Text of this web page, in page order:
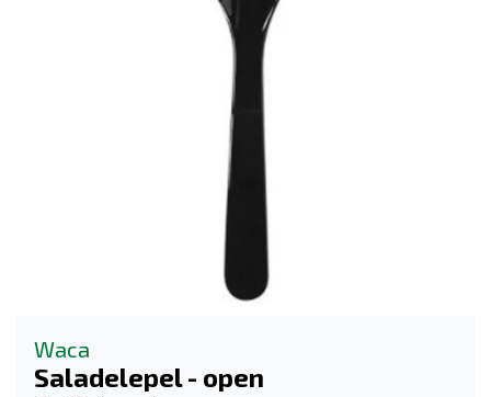
Waca
Saladelepel - open